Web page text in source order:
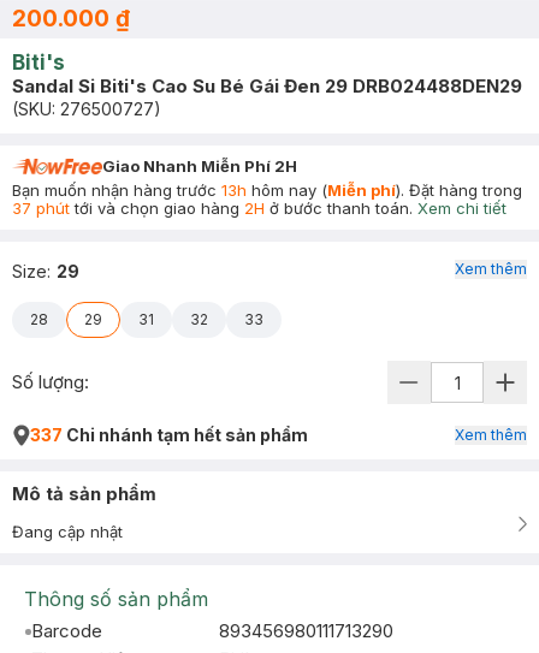
200.000 ₫
Biti's
Sandal Si Biti's Cao Su Bé Gái Đen 29 DRB024488DEN29
(SKU: 276500727)
Giao Nhanh Miễn Phí 2H
Bạn muốn nhận hàng trước 13h hôm nay (Miễn phí). Đặt hàng trong
37 phúttới và chọn giao hàng 2H ở bước thanh toán. Xem chi tiết
Size: 29
28 29 31 32 33
Xem thêm
Số lượng:
337 Chi nhánh tạm hết sản phẩm Xem thêm
Mô tả sản phẩm
Đang cập nhật
Thông số sản phẩm
Barcode
893456980111713290